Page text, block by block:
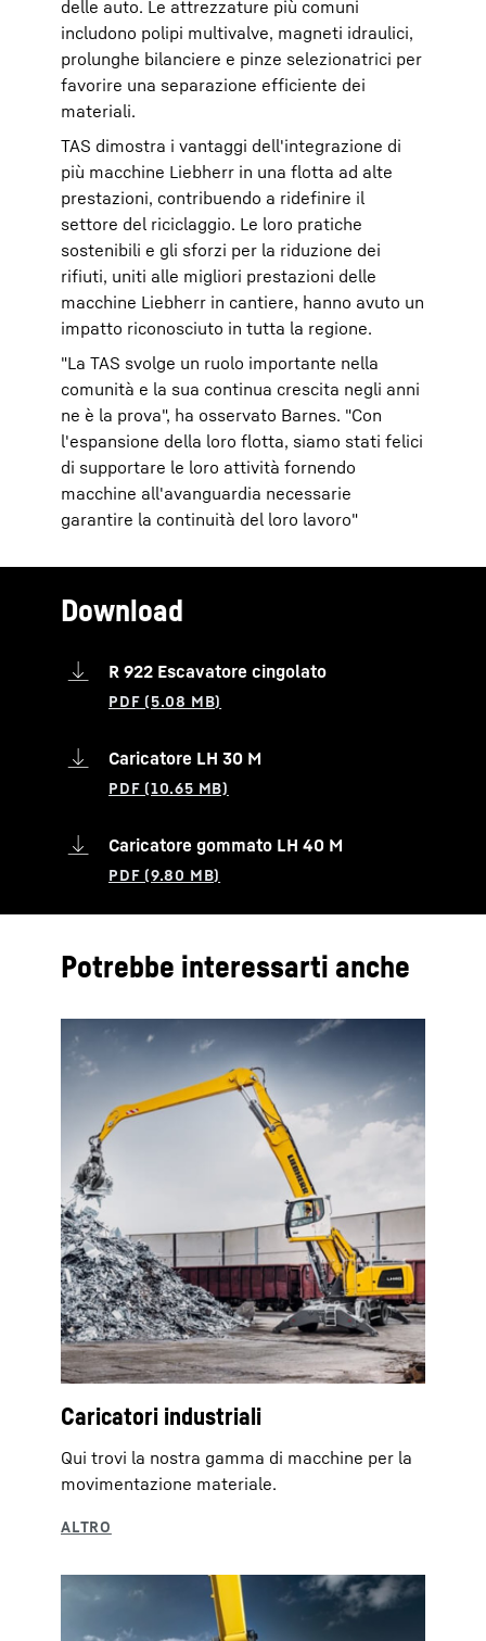
delle auto. Le attrezzature più comuni
includono polipi multivalve, magneti idraulici,
prolunghe bilanciere e pinze selezionatrici per
favorire una separazione efficiente dei
materiali.
TAS dimostra i vantaggi dell'integrazione di
più macchine Liebherr in una flotta ad alte
prestazioni, contribuendo a ridefinire il
settore del riciclaggio. Le loro pratiche
sostenibili e gli sforzi per la riduzione dei
rifiuti, uniti alle migliori prestazioni delle
macchine Liebherr in cantiere, hanno avuto un
impatto riconosciuto in tutta la regione.
"La TAS svolge un ruolo importante nella
comunità e la sua continua crescita negli anni
ne è la prova", ha osservato Barnes. "Con
l'espansione della loro flotta, siamo stati felici
di supportare le loro attività fornendo
macchine all'avanguardia necessarie
garantire la continuità del loro lavoro"
Download
R 922 Escavatore cingolato
Caricatore LH 30 M
Caricatore gommato LH 40 M
Potrebbe interessarti anche
Caricatori industriali
Qui trovi la nostra gamma di macchine per la
movimentazione materiale.